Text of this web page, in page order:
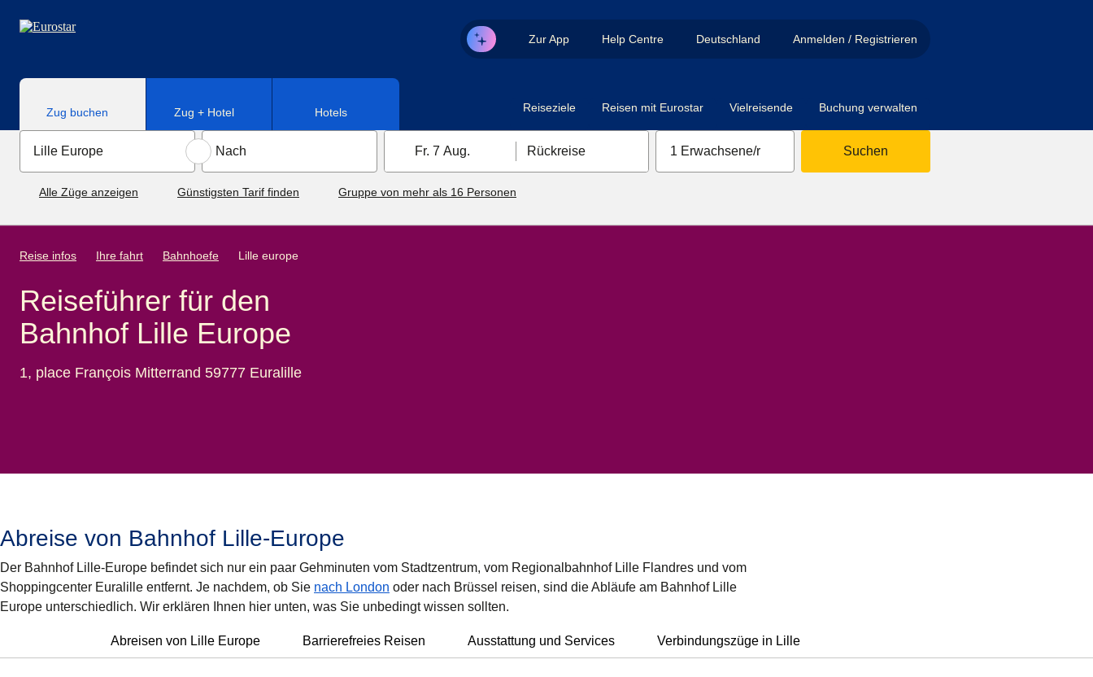
Zur App Help Centre Deutschland Anmelden / Registrieren
Zug buchen Zug + Hotel Hotels Reiseziele Reisen mit Eurostar Vielreisende Buchung verwalten
Fr. 7 Aug. Rückreise 1 Erwachsene/r Suchen
Alle Züge anzeigen Günstigsten Tarif finden Gruppe von mehr als 16 Personen
Reise infos Ihre fahrt Bahnhoefe Lille europe
Reiseführer für den
Bahnhof Lille Europe
1, place François Mitterrand 59777 Euralille
Abreise von Bahnhof Lille-Europe
Der Bahnhof Lille-Europe befindet sich nur ein paar Gehminuten vom Stadtzentrum, vom Regionalbahnhof Lille Flandres und vom
Shoppingcenter Euralille entfernt. Je nachdem, ob Sie nach London oder nach Brüssel reisen, sind die Abläufe am Bahnhof Lille
Europe unterschiedlich. Wir erklären Ihnen hier unten, was Sie unbedingt wissen sollten.
Abreisen von Lille Europe Barrierefreies Reisen Ausstattung und Services Verbindungszüge in Lille